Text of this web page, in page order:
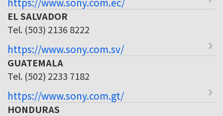
EL SALVADOR
Tel. (503) 2136 8222
https://www.sony.com.sv/
GUATEMALA
Tel. (502) 2233 7182
https://www.sony.com.gt/
HONDURAS